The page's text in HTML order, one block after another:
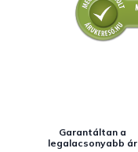
Garantáltan a
legalacsonyabb ár